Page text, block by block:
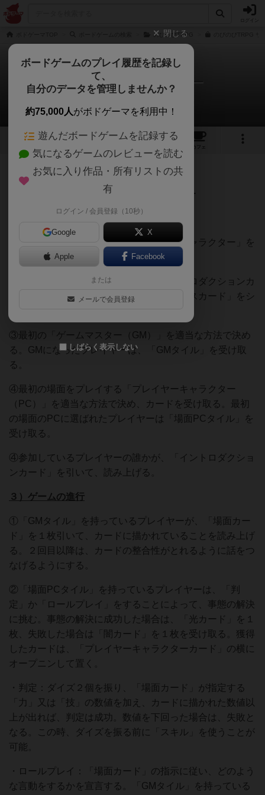
のびのびTRPG
のびのびTRPG ザ・ホラー
Hideさんのルール/インスト
4 2 16
カフェ
425名 1名 0 4年以上前
のびのびTRPG ザ・ホラー
２）ゲームの準備
①プレイヤーがプレイする「プレイヤーキャラクター」を
カードから選ぶ。
②「光カード」、「闇カード」、「イントロダクションカ
ード」、「場面カード」、「クライマックスカード」をシ
③最初の「ゲームマスター（GM）」を適当な方法で決め
る。GMになったプレイヤーは、「GMタイル」を受け取
る。
④最初の場面をプレイする「プレイヤーキャラクター
（PC）」を適当な方法で決め、カードを受け取る。最初
の場面のPCに選ばれたプレイヤーは「場面PCタイル」を
受け取る。
④参加しているプレイヤーの誰かが、「イントロダクショ
ンカード」を引いて、読み上げる。
３）ゲームの進行
①「GMタイル」を持っているプレイヤーが、「場面カー
ド」を１枚引いて、カードに描かれていることを読み上げ
る。２回目以降は、カードの整合性がとれるように話をつ
なげるようにする。
②「場面PCタイル」を持っているプレイヤーは、「判
定」か「ロールプレイ」をすることによって、事態の解決
に挑む。事態の解決に成功した場合は、「光カード」を１
枚、失敗した場合は「闇カード」を１枚を受け取る。獲得
したカードは、「プレイヤーキャラクターカード」の横に
オープニンして置く。
・判定：ダイズ２個を振り、「場面カード」が指定する
「力」又は「技」の数値を加え、カードに描かれた数値以
上が出れば、判定は成功。数値を下回った場合は、失敗と
なる。この時、ダイズを振る前に「スキル」を使うことが
可能。
・ロールプレイ：「場面カード」の指示に従い、どのよう
な言動をするかを宣言する。「GMタイル」を持っている
閉じる
ボードゲームのプレイ履歴を記録し
て、
自分のデータを管理しませんか？
約75,000人がボドゲーマを利用中！
遊んだボードゲームを記録する
気になるゲームのレビューを読む
お気に入り作品・所有リストの共
有
ログイン / 会員登録（10秒）
Google X
Apple Facebook
または
メールで会員登録
しばらく表示しない